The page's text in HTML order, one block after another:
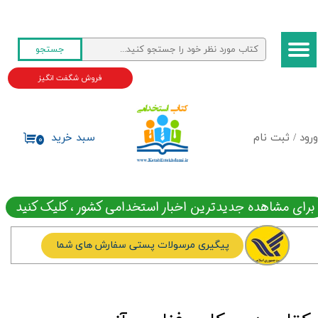
ورود / ثبت نام
حساب کاربری من
تغییر گذر واژه
جستجو
۰ سبد خرید
فروش شگفت انگیز
برای مشاهده جدیدترین اخبار استخدامی کشور ، کلیک کنید
پیگیری مرسولات پستی سفارش های شما